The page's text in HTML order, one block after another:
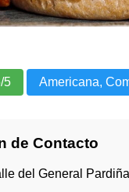
/5 Americana,
de Contacto
del General